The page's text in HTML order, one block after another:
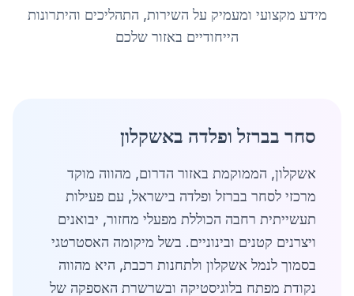
מידע מקצועי ומעמיק על השירות, התהליכים והיתרונות
הייחודיים באזור שלכם
סחר בברזל ופלדה באשקלון
אשקלון, הממוקמת באזור הדרום, מהווה מוקד
מרכזי לסחר בברזל ופלדה בישראל, עם פעילות
תעשייתית רחבה הכוללת מפעלי מחזור, יבואנים
ויצרנים קטנים ובינוניים. בשל מיקומה האסטרטגי
בסמוך לנמל אשקלון ולתחנות רכבת, היא מהווה
נקודת מפתח בלוגיסטיקה ובשרשרת האספקה של